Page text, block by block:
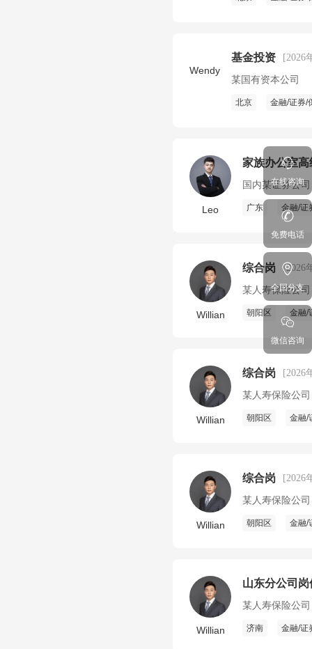
Wendy
基金投资 [2026
某国有资本公司
北京 金融/证券/
Leo
家族办公室
国内某证券公司
广东 金融/证
Willian
综合岗 [2026
某人寿保险公司
朝阳区 金融/
Willian
综合岗 [2026
某人寿保险公司
朝阳区 金融/
Willian
综合岗 [2026
某人寿保险公司
朝阳区 金融/
Willian
山东分公司岗
某人寿保险公司
济南 金融/证
在线咨询
免费电话
全国分支
微信咨询